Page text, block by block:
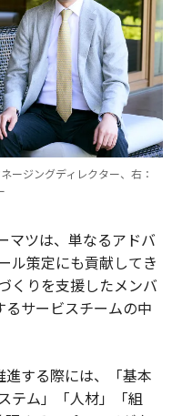
ジングディレクター、右：
マツは、単なるアドバ
ル策定にも貢献してき
くりを支援したメンバ
サービスチームの中
する際には、「基本
テム」「人材」「組